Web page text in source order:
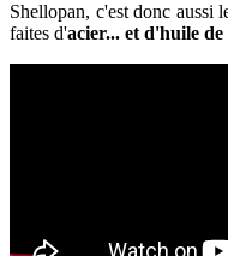
Shellopan, c'est donc aussi
faites d'acier... et d'huile de